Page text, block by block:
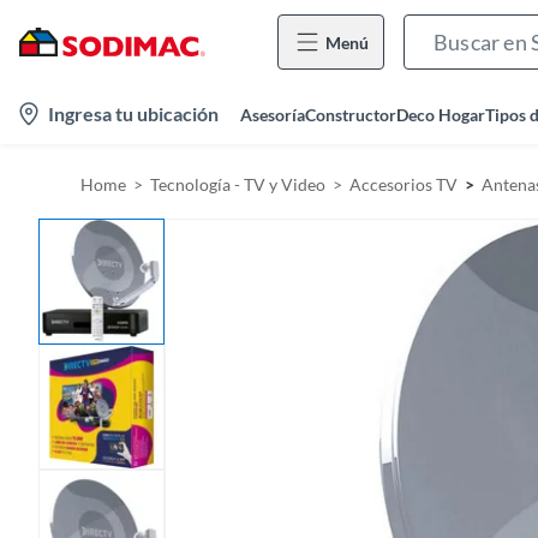
Menú
Ingresa tu ubicación AsesoríaConstructorDeco HogarTipos
Home Tecnología - TV y Video Accesorios TV